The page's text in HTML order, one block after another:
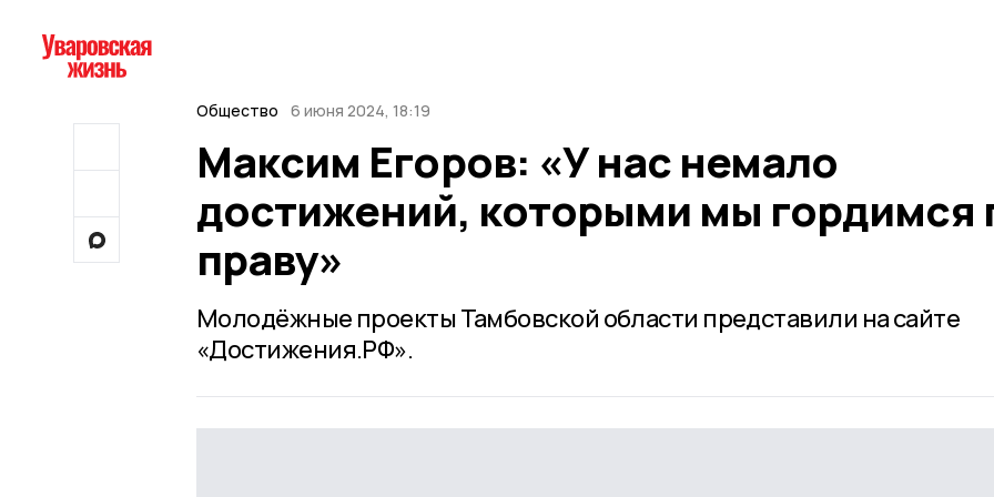
Общество 6 июня 2024, 18:19
Максим Егоров: «У нас немало
достижений, которыми мы гордимся
праву»
Молодёжные проекты Тамбовской области представили на сайте
«Достижения.РФ».